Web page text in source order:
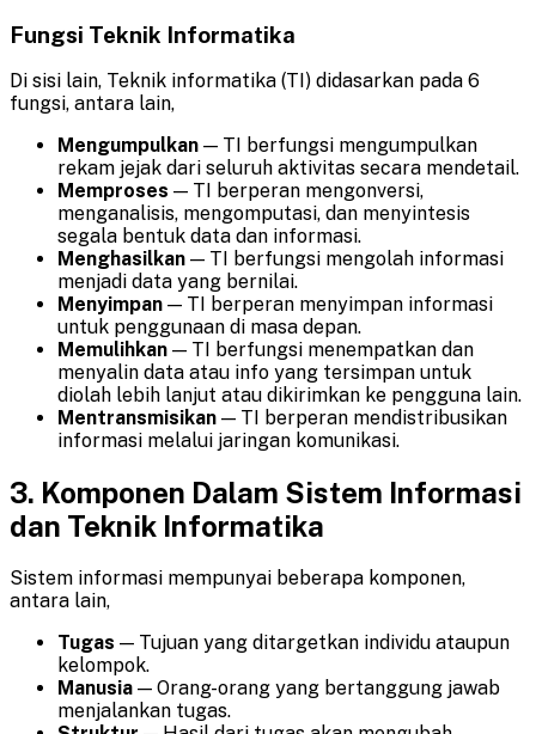
Fungsi Teknik Informatika
Di sisi lain, Teknik informatika (TI) didasarkan pada 6
fungsi, antara lain,
Mengumpulkan — TI berfungsi mengumpulkan
rekam jejak dari seluruh aktivitas secara mendetail.
Memproses — TI berperan mengonversi,
menganalisis, mengomputasi, dan menyintesis
segala bentuk data dan informasi.
Menghasilkan — TI berfungsi mengolah informasi
menjadi data yang bernilai.
Menyimpan — TI berperan menyimpan informasi
untuk penggunaan di masa depan.
Memulihkan — TI berfungsi menempatkan dan
menyalin data atau info yang tersimpan untuk
diolah lebih lanjut atau dikirimkan ke pengguna lain.
Mentransmisikan — TI berperan mendistribusikan
informasi melalui jaringan komunikasi.
3. Komponen Dalam Sistem Informasi
dan Teknik Informatika
Sistem informasi mempunyai beberapa komponen,
antara lain,
Tugas — Tujuan yang ditargetkan individu ataupun
kelompok.
Manusia — Orang-orang yang bertanggung jawab
menjalankan tugas.